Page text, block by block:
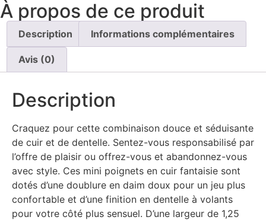
À propos de ce produit
Description Informations complémentaires
Avis (0)
Description
Craquez pour cette combinaison douce et séduisante
de cuir et de dentelle. Sentez-vous responsabilisé par
l’offre de plaisir ou offrez-vous et abandonnez-vous
avec style. Ces mini poignets en cuir fantaisie sont
dotés d’une doublure en daim doux pour un jeu plus
confortable et d’une finition en dentelle à volants
pour votre côté plus sensuel. D’une largeur de 1,25